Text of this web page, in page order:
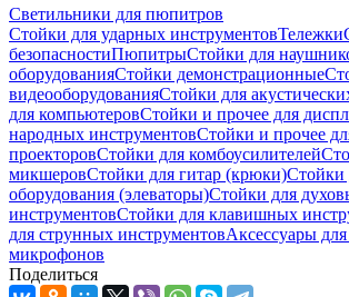
Светильники для пюпитров
Стойки для ударных инструментовТележки
безопасностиПюпитрыСтойки для
оборудованияСтойки демонстрационные
видеооборудованияСтойки для
для компьютеровСтойки и прочее для
народных инструментовСтойки и прочее
проекторовСтойки для комбоусилителей
микшеровСтойки для гитар (крюки)Стойки
оборудования (элеваторы)Стойки для
инструментовСтойки для клавишных
для струнных инструментовАксессуары для
микрофонов
Поделиться